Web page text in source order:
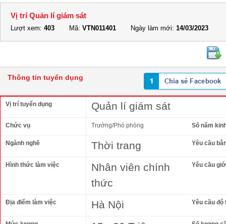
Vị trí Quản lí giám sát
Lượt xem: 403 Mã: VTN011401 Ngày làm mới: 14/03/2023
Thông tin tuyển dụng
Vị trí tuyển dụng Quản lí giám sát
Chức vụ Trưởng/Phó phòng Số năm
Ngành nghề Thời trang Yêu cầu
Hình thức làm việc
Nhân viên chính
thức
Yêu cầu
Địa điểm làm việc Hà Nội Yêu cầu độ